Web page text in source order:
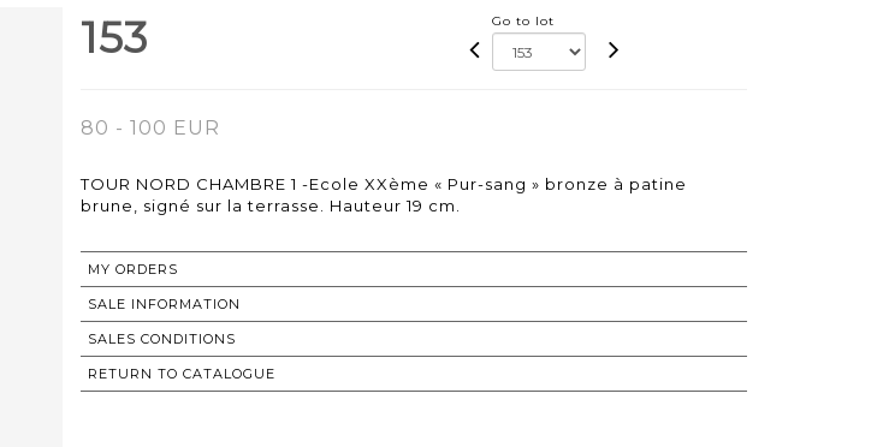
153 Go to lot
80 - 100 EUR
TOUR NORD CHAMBRE 1 -Ecole XXème « Pur-sang » bronze à patine
brune, signé sur la terrasse. Hauteur 19 cm.
MY ORDERS
SALE INFORMATION
SALES CONDITIONS
RETURN TO CATALOGUE